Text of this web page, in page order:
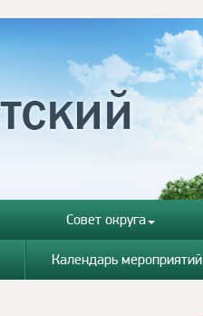
Совет округа
Календарь мероприятий